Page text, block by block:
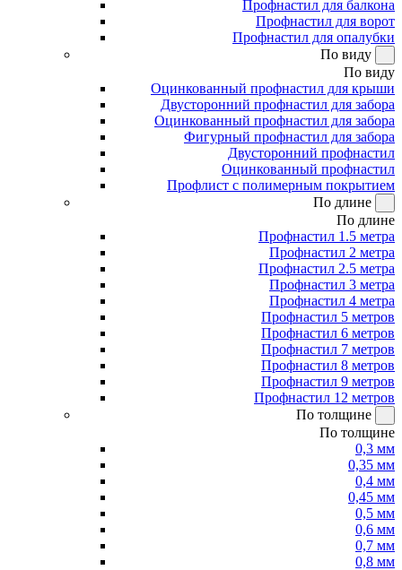
Профнастил для балкона
Профнастил для ворот
Профнастил для опалубки
По виду
По виду
Оцинкованный профнастил для крыши
Двусторонний профнастил для забора
Оцинкованный профнастил для забора
Фигурный профнастил для забора
Двусторонний профнастил
Оцинкованный профнастил
Профлист с полимерным покрытием
По длине
По длине
Профнастил 1.5 метра
Профнастил 2 метра
Профнастил 2.5 метра
Профнастил 3 метра
Профнастил 4 метра
Профнастил 5 метров
Профнастил 6 метров
Профнастил 7 метров
Профнастил 8 метров
Профнастил 9 метров
Профнастил 12 метров
По толщине
По толщине
0,3 мм
0,35 мм
0,4 мм
0,45 мм
0,5 мм
0,6 мм
0,7 мм
0,8 мм